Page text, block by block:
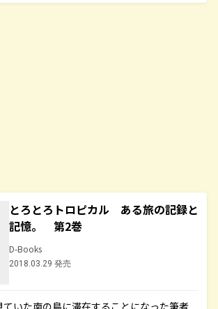
とろとろトロピカル ある旅の記録と
記憶。 第2巻
D-Books
2018.03.29 発売
いた南の島に滞在することになった筆者